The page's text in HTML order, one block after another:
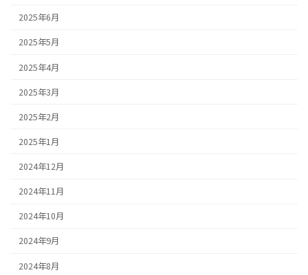
2025年6月
2025年5月
2025年4月
2025年3月
2025年2月
2025年1月
2024年12月
2024年11月
2024年10月
2024年9月
2024年8月